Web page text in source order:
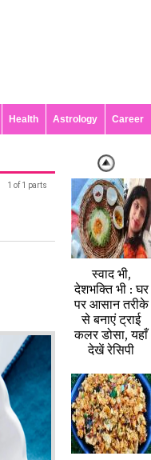
Health Astrology Career
1 of 1 parts
स्वाद भी,
देशभक्ति भी : घर
पर आसान तरीके
से बनाएं ट्राई
कलर डोसा, यहाँ
देखें रेसिपी